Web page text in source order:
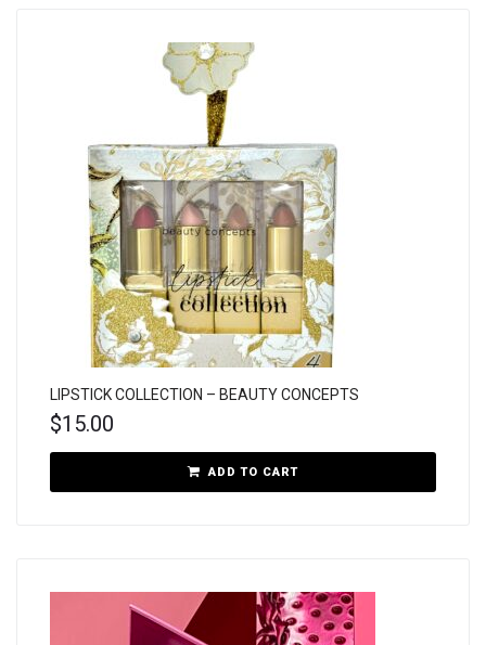
LIPSTICK COLLECTION – BEAUTY CONCEPTS
$15.00
ADD TO CART